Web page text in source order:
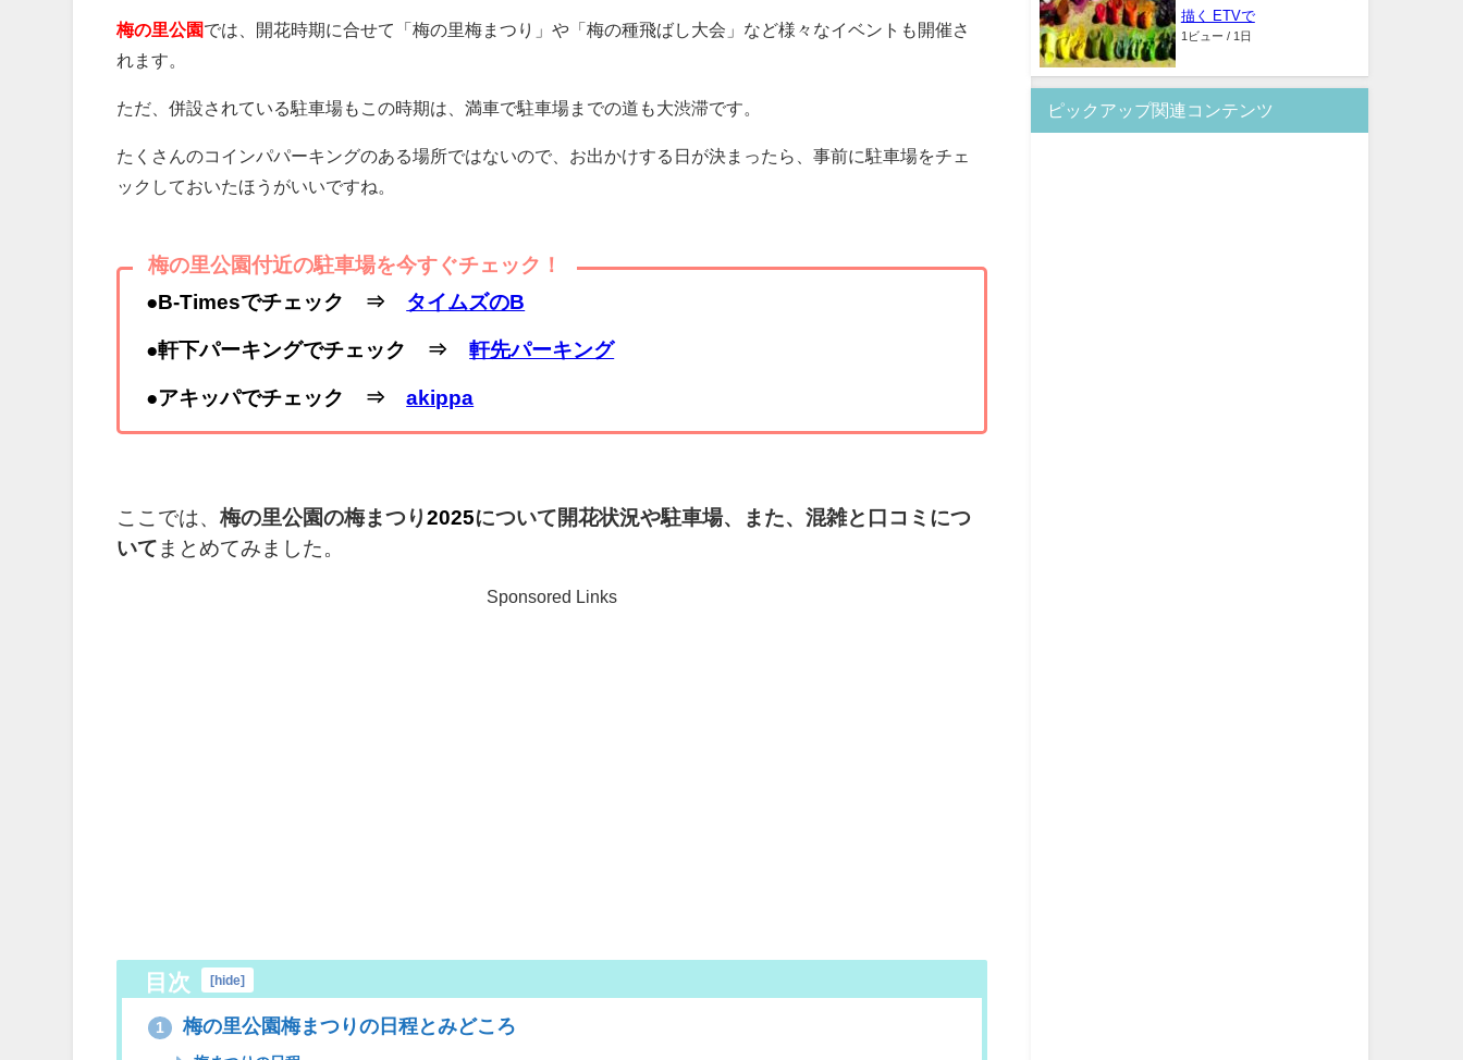
梅の里公園では、開花時期に合せて「梅の里梅まつり」や「梅の種飛ばし大会」など様々なイベントも開催さ
れます。
ただ、併設されている駐車場もこの時期は、満車で駐車場までの道も大渋滞です。
たくさんのコインパパーキングのある場所ではないので、お出かけする日が決まったら、事前に駐車場をチェ
ックしておいたほうがいいですね。
梅の里公園付近の駐車場を今すぐチェック！
●B-Timesでチェック ⇒ タイムズのB
●軒下パーキングでチェック ⇒ 軒先パーキング
●アキッパでチェック ⇒akippa
ここでは、梅の里公園の梅まつり2025について開花状況や駐車場、また、混雑と口コミにつ
いて まとめてみました。
Sponsored Links
目次 [hide]
1 梅の里公園梅まつりの日程とみどころ
描く ETVで
1ビュー / 1日
ピックアップ関連コンテンツ